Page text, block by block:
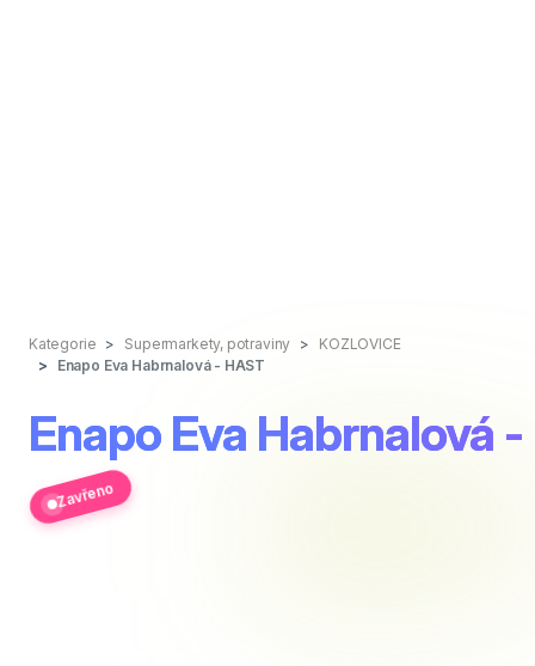
Kategorie Supermarkety, potraviny
KOZLOVICE
Enapo Eva Habrnalová - HAST
Enapo Eva Habrnalová
Zavřeno